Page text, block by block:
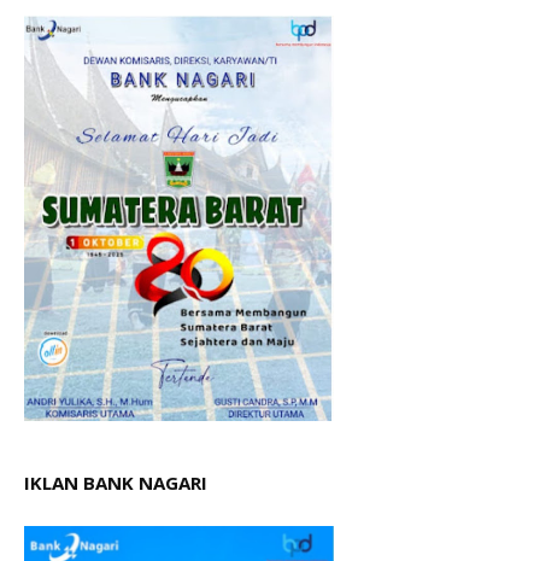
IKLAN BANK NAGARI